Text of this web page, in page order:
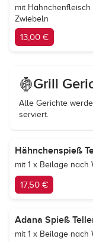
mit Hähnchenfleisch
Zwiebeln
13,00 €
Grill
Alle Gerichte
serviert.
Hähnchenspieß
mit 1 x Beilage nach
17,50 €
Adana Spieß
mit 1 x Beilage nach